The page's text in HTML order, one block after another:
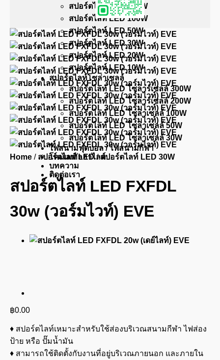
สปอร์ตไลท์ LED 150W
สปอร์ตไลท์ LED 100W
สปอร์ตไลท์ LED 50W
สปอร์ตไลท์ LED 30W
สปอร์ตไลท์ LED 20W
สปอร์ตไลท์ LED 10W
สปอร์ตไลท์โซล่าเซลล์
สปอร์ตไลท์ LED โซลาร์เซลล์ 300W
สปอร์ตไลท์ LED โซลาร์เซลล์ 200W
สปอร์ตไลท์ LED โซล่าเซลล์ 100W
สปอร์ตไลท์ LED โซล่าเซลล์ 50W
สปอร์ตไลท์ LED โซล่าเซลล์ 30W
ไฟสนามฟุตบอล / ไฟสนามกีฬา
โคมเมทัลฮาไลด์
บทความ
ติดต่อเรา
Home / สปอร์ตไลท์ LED / สปอร์ตไลท์ LED 30W
สปอร์ตไลท์ LED FXFDL
30w (วอร์มไวท์) EVE
฿0.00
♦ สปอร์ตไลท์เหมาะสำหรับใช้ส่องบริเวณสนามกีฬา ไฟส่อง
ป้าย หรือ ปั๊มน้ำมัน
♦ สามารถใช้ติดตั้งกับงานที่อยู่บริเวณภายนอก และภายใน